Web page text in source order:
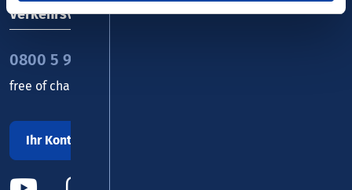
Verkehrsverbund Rhein-Mosel GmbH
0800 5 986 986
free of charge daily 8 - 20 h
Ihr Kontakt zu uns